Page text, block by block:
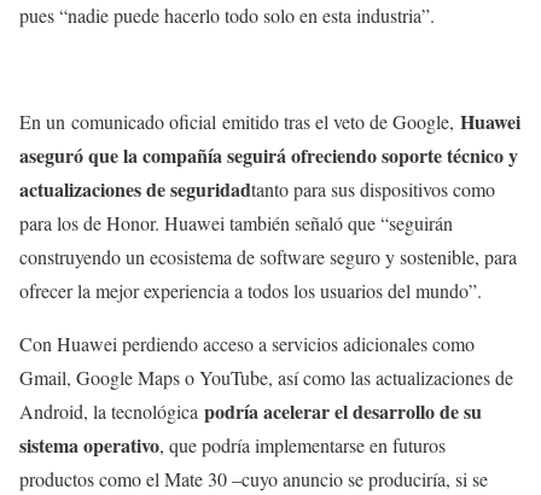
pues “nadie puede hacerlo todo solo en esta industria”.
En un comunicado oficial emitido tras el veto de Google, Huawei
aseguró que la compañía seguirá ofreciendo soporte técnico y
actualizaciones de seguridadtanto para sus dispositivos como
para los de Honor. Huawei también señaló que “seguirán
construyendo un ecosistema de software seguro y sostenible, para
ofrecer la mejor experiencia a todos los usuarios del mundo”.
Con Huawei perdiendo acceso a servicios adicionales como
Gmail, Google Maps o YouTube, así como las actualizaciones de
Android, la tecnológica podría acelerar el desarrollo de su
sistema operativo, que podría implementarse en futuros
productos como el Mate 30 –cuyo anuncio se produciría, si se